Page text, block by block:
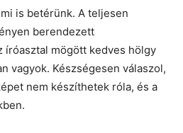
is betérünk. A teljesen
berendezett
íróasztal mögött kedves hölgy
vagyok. Készségesen válaszol,
nem készíthetek róla, és a